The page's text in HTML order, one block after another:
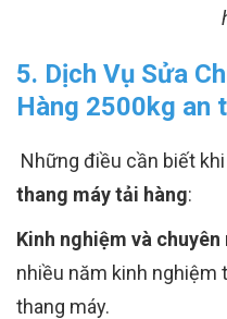
5. Dịch Vụ Sửa
Hàng 2500kg an
Những điều cần biết
thang máy tải hàng:
Kinh nghiệm và chuyên
nhiều năm kinh nghiệm
thang máy.